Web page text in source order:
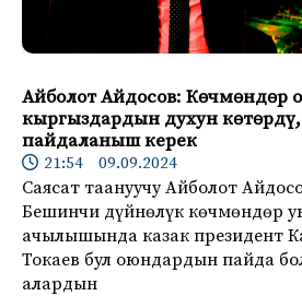
Айболот Айдосов: Көчмөндөр
кыргыздардын духун
пайдаланыш керек
21:54 09.09.2024
Саясат таануучу Айболот
Бешинчи дүйнөлүк көчмөндөр
ачылышында казак президент
Токаев бул оюндардын пайда
алардын